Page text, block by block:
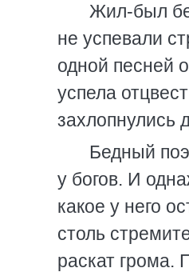
Жил-был
не успевали
одной песней
успела
захлопнулись
Бедный
у богов. И
какое у него
столь
раскат грома.